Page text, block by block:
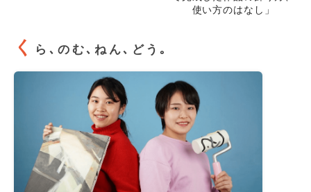
使い方のはなし」
く ら､のむ､ねん､どう｡